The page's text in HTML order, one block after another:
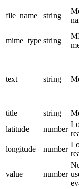
file_name string
mime_type string
text string
title
string
latitude
number
longitude
number
value number